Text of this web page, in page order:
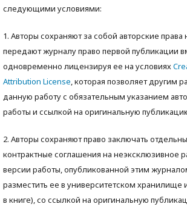
следующими условиями:
1. Авторы сохраняют за собой авторские права
передают журналу право первой публикации
одновременно лицензируя ее на условиях
Attribution License, которая позволяет другим
данную работу с обязательным указанием
работы и ссылкой на оригинальную
2. Авторы сохраняют право заключать
контрактные соглашения на неэксклюзивное
версии работы, опубликованной этим
разместить ее в университетском хранилище
в книге), со ссылкой на оригинальную